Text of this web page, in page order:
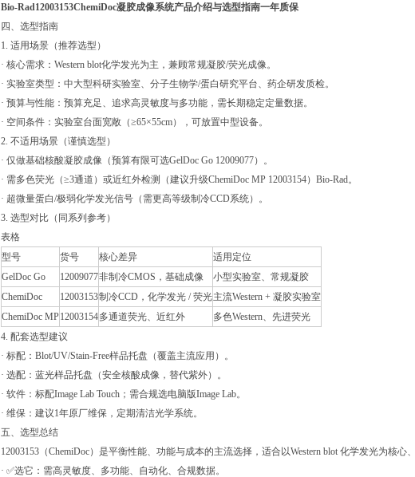
Bio-Rad12003153ChemiDoc凝胶成像系统产品介绍与选型指南一年质保
四、选型指南
1. 适用场景（推荐选型）
· 核心需求：Western blot化学发光为主，兼顾常规凝胶/荧光成像。
· 实验室类型：中大型科研实验室、分子生物学/蛋白研究平台、药企研发质检。
· 预算与性能：预算充足、追求高灵敏度与多功能，需长期稳定定量数据。
· 空间条件：实验室台面宽敞（≥65×55cm），可放置中型设备。
2. 不适用场景（谨慎选型）
· 仅做基础核酸凝胶成像（预算有限可选GelDoc Go 12009077）。
· 需多色荧光（≥3通道）或近红外检测（建议升级ChemiDoc MP 12003154）Bio-Rad。
· 超微量蛋白/极弱化学发光信号（需更高等级制冷CCD系统）。
3. 选型对比（同系列参考）
表格
型号
货号 核心差异
适用定位
GelDoc Go
12009077非制冷CMOS，基础成像
小型实验室、常规凝胶
ChemiDoc
12003153制冷CCD，化学发光 / 荧光主流Western + 凝胶实验室
ChemiDoc MP12003154多通道荧光、近红外
多色Western、先进荧光
4. 配套选型建议
· 标配：Blot/UV/Stain-Free样品托盘（覆盖主流应用）。
· 选配：蓝光样品托盘（安全核酸成像，替代紫外）。
· 软件：标配Image Lab Touch；需合规选电脑版Image Lab。
· 维保：建议1年原厂维保，定期清洁光学系统。
五、选型总结
12003153（ChemiDoc）是平衡性能、功能与成本的主流选择，适合以Western blot 化学发光为核
· ✅选它：需高灵敏度、多功能、自动化、合规数据。